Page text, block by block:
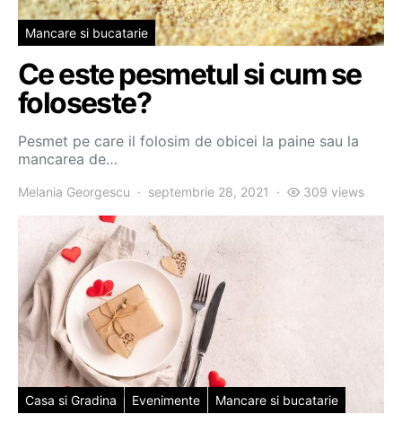
Mancare si bucatarie
Ce este pesmetul si cum se
foloseste?
Pesmet pe care il folosim de obicei la paine sau la
mancarea de…
Melania Georgescu septembrie 28, 2021 309 views
Casa si Gradina Evenimente Mancare si bucatarie